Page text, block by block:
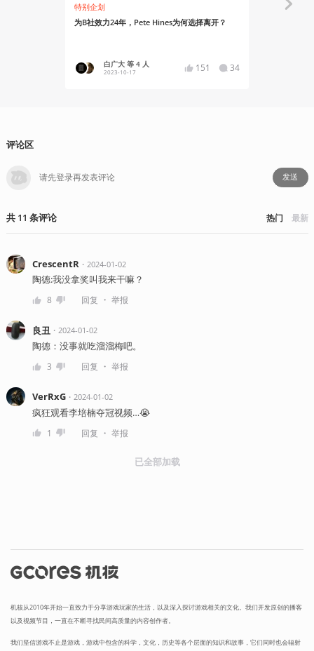
特别企划
为B社效力24年，Pete Hines为何选择离开？
白广大 等 4 人
2023-10-17 151 34
评论区
发送
共 11 条评论 热门 最新
CrescentR ・ 2024-01-02
陶德:我没拿奖叫我来干嘛？
8 回复 ・ 举报
良丑 ・ 2024-01-02
陶德：没事就吃溜溜梅吧。
3 回复 ・ 举报
VerRxG・ 2024-01-02
疯狂观看李培楠夺冠视频…😭
1 回复 ・ 举报
已全部加载
机核从2010年开始一直致力于分享游戏玩家的生活，以及深入探讨游戏相关的文化。我们开发原创的播客
以及视频节目，一直在不断寻找民间高质量的内容创作者。
我们坚信游戏不止是游戏，游戏中包含的科学，文化，历史等各个层面的知识和故事，它们同时也会辐射